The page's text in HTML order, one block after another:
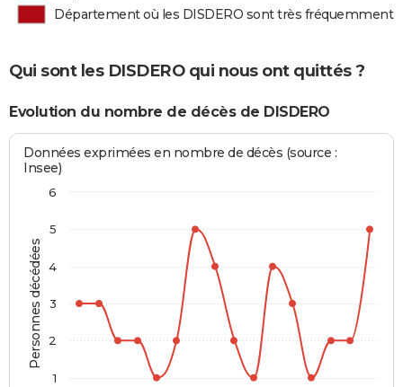
Département où les DISDERO sont très fréquemment
Qui sont les DISDERO qui nous ont quittés ?
Evolution du nombre de décès de DISDERO
Personnes décédées
Données exprimées en nombre de décès (source :
Insee)
1
2
3
4
5
6